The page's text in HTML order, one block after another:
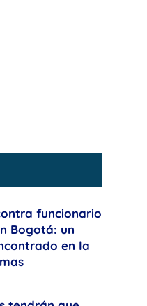
funcionario
Bogotá: un
en la